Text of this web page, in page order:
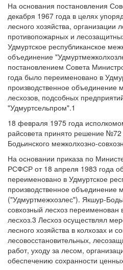
На основания постановления
декабря 1967 года в целях
лесного хозяйства, организации
противопожарных и
Удмуртское республиканское
объединение
постановлением Совета
года было переименовано в
производственное объединение
лесхозов, подсобных
"Удмуртсельпром".1
18 февраля 1975 года
райсовета принято решение
Бодьинского межколхозно-
На основании приказа по
РСФСР от 18 апреля 1983 года
переименовано в Удмуртское
производственное объединение
("Удмуртмежхозлес"). Якшур-
совхозный лесхоз переименован
лесхоз.3 Лесхоз осуществлял
лесного хозяйства в колхозах и
лесовосстановительных,
работ, уходу за лесом,
обеспечению сохранности